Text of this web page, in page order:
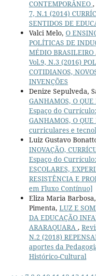
CONTEMPORÂNEO ,
7, N.1 (2014)
SENTIDOS DE
Valci Melo, O
POLÍTICAS DE
MÉDIO BRASILEIRO
Vol.9, N.3 (2016)
COTIDIANOS,
INVENÇÕES
Denize Sepulveda,
GANHAMOS, O QUE
Espaço do
GANHAMOS, O
curriculares e
Luiz Gustavo
INOVAÇÃO,
Espaço do
ESCOLARES,
RESISTÊNCIA E
em Fluxo Contínuo]
Eliza Maria
Pimenta, LUZ E
DA EDUCAÇÃO
ARARAQUARA ,
N.2 (2018)
aportes da
Histórico-Cultural